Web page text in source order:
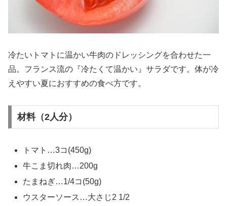
冷たいトマトに温かい牛肉のドレッシングを合わせた一
品。フランス流の『冷たくて温かい』サラダです。体が冷
えやすい夏におすすめの食べ方です。
材料（2人分）
トマト…3コ(450g)
牛こま切れ肉…200g
たまねぎ…1/4コ(50g)
ウスターソース…大さじ2 1/2